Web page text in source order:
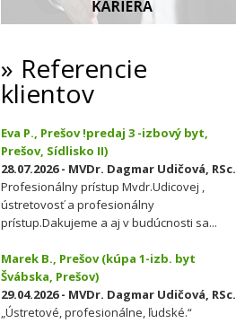
Referencie
klientov
Eva P., Prešov !predaj 3 -izbový byt,
Prešov, Sídlisko II)
28.07.2026 - MVDr. Dagmar Udičová, RSc.
Profesionálny prístup Mvdr.Udicovej ,
ústretovosť a profesionálny
prístup.Dakujeme a aj v budúcnosti sa...
Marek B., Prešov (kúpa 1-izb. byt
Švábska, Prešov)
29.04.2026 - MVDr. Dagmar Udičová, RSc.
„Ústretové, profesionálne, ľudské.“